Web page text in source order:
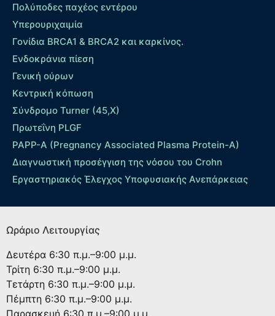
Πολύποδες παχέος εντέρου
Yπερουριχαιμία
Γονίδια BRCA1 & BRCA2 και καρκίνος.
Ενδοκράνια πίεση
Γενική ούρων
Κεντρική κόπωση
Σύνδρομο Turner (45,X)
Πρωτεΐνη PLGF
PAPP-A (Pregnancy Associated Plasma Protein-A)
Διαγνωστική προσέγγιση της νόσου του Crohn
Εργαστηριακός Έλεγχος Υποφυσιακής Ανεπάρκειας
Ωράριο Λειτουργίας
Δευτέρα 6:30 π.μ.–9:00 μ.μ.
Τρίτη 6:30 π.μ.–9:00 μ.μ.
Τετάρτη 6:30 π.μ.–9:00 μ.μ.
Πέμπτη 6:30 π.μ.–9:00 μ.μ.
Παρασκευή 6:30 π.μ.–9:00 μ.μ.